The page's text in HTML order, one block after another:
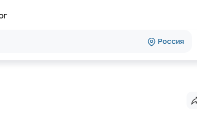
Россия